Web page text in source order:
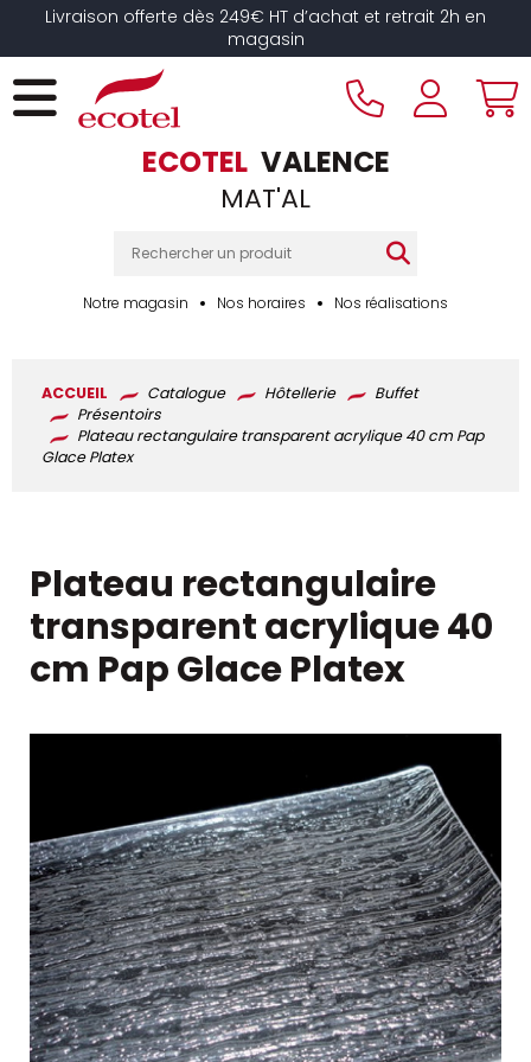
Livraison offerte dès 249€ HT d’achat et retrait 2h en
magasin
ECOTEL VALENCE
MAT'AL
Notre magasin Nos horaires Nos réalisations
ACCUEIL Catalogue Hôtellerie
Buffet
Présentoirs
Plateau rectangulaire transparent acrylique 40 cm Pap
Glace Platex
Plateau rectangulaire
transparent acrylique 40
cm Pap Glace Platex
Panneau de gestion des cookies